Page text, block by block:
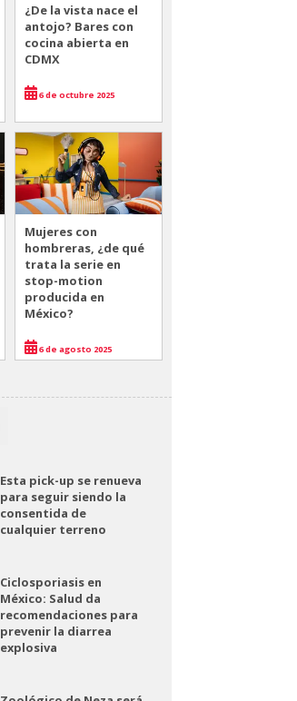
¿De la vista nace el
antojo? Bares con
cocina abierta en
CDMX
6 de octubre 2025
Mujeres con
hombreras, ¿de qué
trata la serie en
stop-motion
producida en
México?
6 de agosto 2025
Esta pick-up se renueva
para seguir siendo la
consentida de
cualquier terreno
Ciclosporiasis en
México: Salud da
recomendaciones para
prevenir la diarrea
explosiva